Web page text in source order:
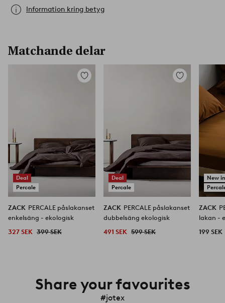
Information kring betyg
Matchande delar
Deal
Percale
Lägg
ZACK PERCALE påslakanset
enkelsäng - ekologisk
327 SEK 399 SEK
Deal
Percale
Lägg
ZACK PERCALE påslakanset
dubbelsäng ekologisk
491 SEK 599 SEK
New
ZACK
lakan -
199 SEK
Share your favourites
#jotex